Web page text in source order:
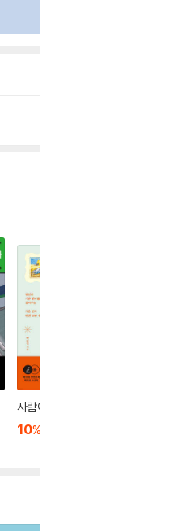
사람이 사는 미술관
10%